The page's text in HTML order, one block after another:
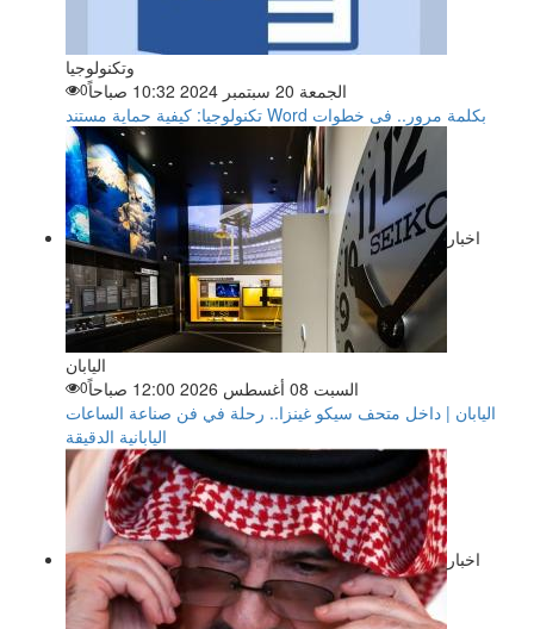
وتكنولوجيا
الجمعة 20 سبتمبر 2024 10:32 صباحاً
0
تكنولوجيا: كيفية حماية مستند Word بكلمة مرور.. فى خطوات
اخبار
اليابان
السبت 08 أغسطس 2026 12:00 صباحاً
0
اليابان | داخل متحف سيكو غينزا.. رحلة في فن صناعة الساعات
اليابانية الدقيقة
اخبار